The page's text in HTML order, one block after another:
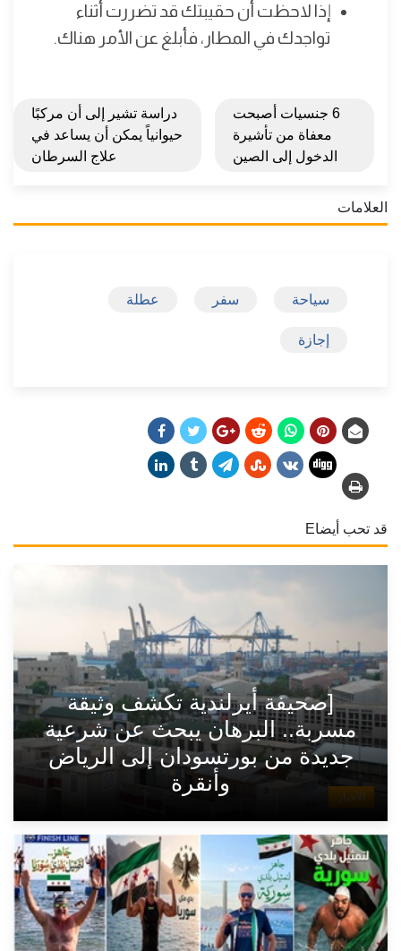
إذا لاحظت أن حقيبتك قد تضررت أثناء
تواجدك في المطار، فأبلغ عن الأمر هناك.
6 جنسيات أصبحت
معفاة من تأشيرة
الدخول إلى الصين
دراسة تشير إلى أن مركبًا
حيوانياً يمكن أن يساعد في
علاج السرطان
العلامات
سياحة سفر عطلة
إجازة
قد تحب أيضاE
الأخبار
[صحيفة أيرلندية تكشف وثيقة
مسربة.. البرهان يبحث عن شرعية
جديدة من بورتسودان إلى الرياض
وأنقرة